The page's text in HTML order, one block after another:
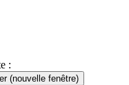
:
(nouvelle fenêtre)